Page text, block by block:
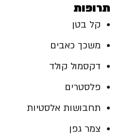
תרופות
קל בטן
משכך כאבים
דקסמול קולד
פלסטרים
תחבושות אלסטיות
צמר גפן